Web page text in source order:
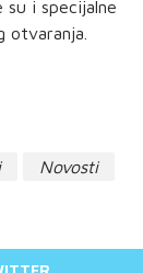
su i specijalne
otvaranja.
Novosti